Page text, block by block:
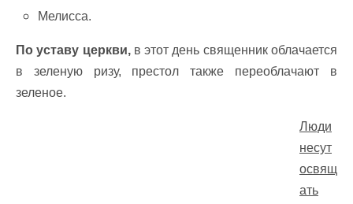
Мелисса.
По уставу церкви,в этот день священник облачается
в зеленую ризу, престол также переоблачают в
зеленое.
Люди
несут
освящ
ать